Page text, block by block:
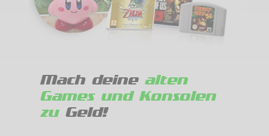
Mach deine alten
Games und Konsolen
zuGeld!